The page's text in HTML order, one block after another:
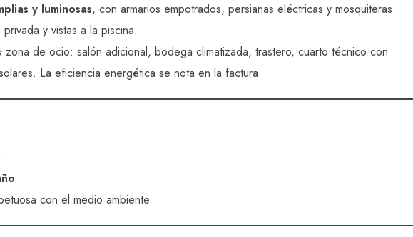
y luminosas, con armarios empotrados, persianas eléctricas y mosquiteras.
y vistas a la piscina.
zona de ocio: salón adicional, bodega climatizada, trastero, cuarto técnico con
La eficiencia energética se nota en la factura.
con el medio ambiente.